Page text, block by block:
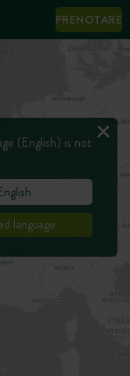
PRENOTARE
(English) is not
language